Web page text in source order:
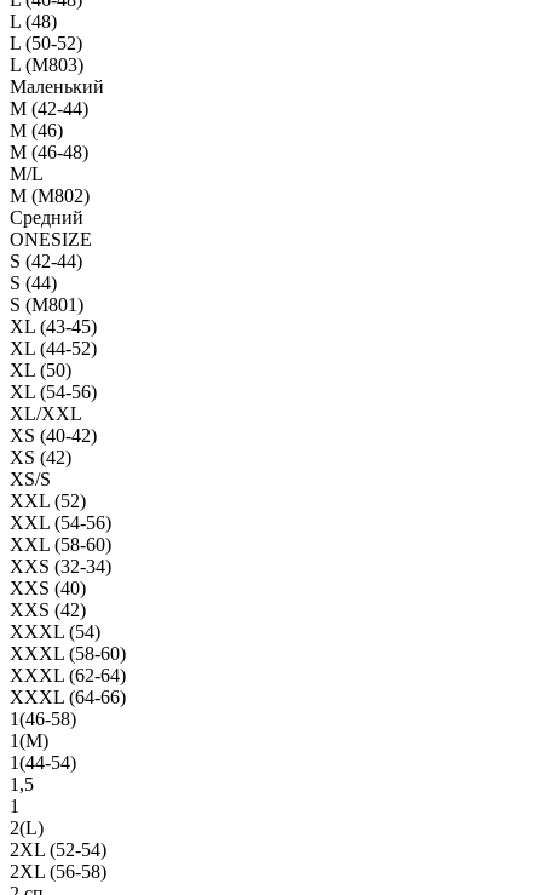
L (48)
L (50-52)
L (M803)
Маленький
М (42-44)
M (46)
M (46-48)
M/L
M (M802)
Средний
ONESIZE
S (42-44)
S (44)
S (M801)
XL (43-45)
XL (44-52)
XL (50)
XL (54-56)
XL/XXL
XS (40-42)
XS (42)
XS/S
XXL (52)
XXL (54-56)
XXL (58-60)
XXS (32-34)
XXS (40)
XXS (42)
XXXL (54)
XXXL (58-60)
XXXL (62-64)
XXXL (64-66)
1(46-58)
1(М)
1(44-54)
1,5
1
2(L)
2XL (52-54)
2XL (56-58)